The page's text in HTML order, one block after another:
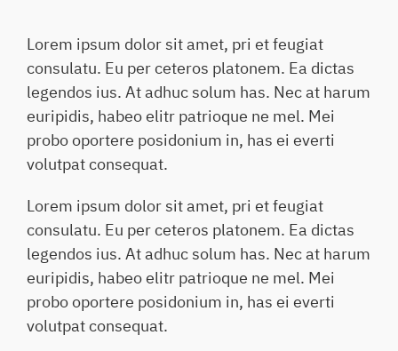
Lorem ipsum dolor sit amet, pri et feugiat
consulatu. Eu per ceteros platonem. Ea dictas
legendos ius. At adhuc solum has. Nec at harum
euripidis, habeo elitr patrioque ne mel. Mei
probo oportere posidonium in, has ei everti
volutpat consequat.
Lorem ipsum dolor sit amet, pri et feugiat
consulatu. Eu per ceteros platonem. Ea dictas
legendos ius. At adhuc solum has. Nec at harum
euripidis, habeo elitr patrioque ne mel. Mei
probo oportere posidonium in, has ei everti
volutpat consequat.